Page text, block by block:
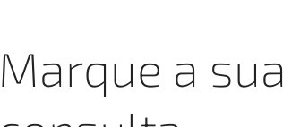
Marque a sua